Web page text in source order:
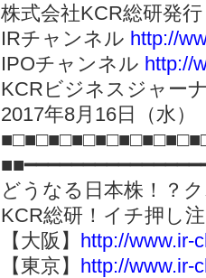
株式会社
IRチャンネル http://
IPOチャンネル http://
KCRビジネスジャー
2017年8月16日（
どうなる日本株！？
KCR総研！イチ押し
【大阪】 http://www.ir-
【東京】 http://www.ir-